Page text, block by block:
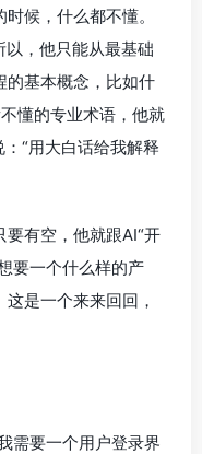
候，什么都不懂。
，他只能从最基础
的基本概念，比如什
懂的专业术语，他就
“用大白话给我解释
有空，他就跟AI“开
要一个什么样的产
是一个来来回回，
需要一个用户登录界